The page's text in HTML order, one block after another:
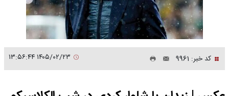
کد خبر: 9961